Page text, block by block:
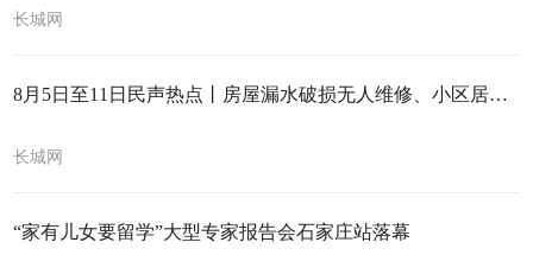
长城网
8月5日至11日民声热点丨房屋漏水破损无人维修、小区居住环境差
长城网
“家有儿女要留学”大型专家报告会石家庄站落幕